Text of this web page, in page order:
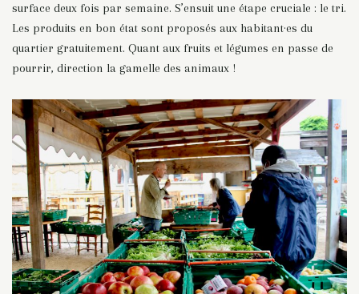
surface deux fois par semaine. S’ensuit une étape cruciale : le tri.
Les produits en bon état sont proposés aux habitant·es du
quartier gratuitement. Quant aux fruits et légumes en passe de
pourrir, direction la gamelle des animaux !